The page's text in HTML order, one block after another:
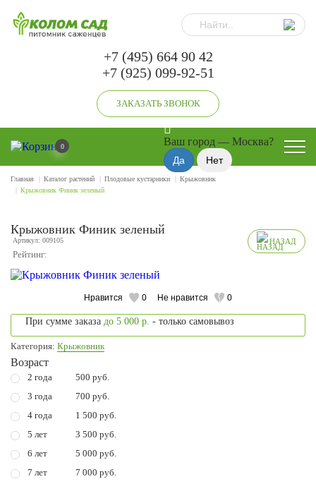
+7 (495) 664 90 42
+7 (925) 099-92-51
ЗАКАЗАТЬ ЗВОНОК
0 Ваш город — Москва?
Главная Каталог растений Плодовые кустарники
Крыжовник
Крыжовник Финик зеленый
Крыжовник Финик зеленый
Артикул: 009105
Рейтинг:
НАЗАД
Нравится 0 Не нравится 0
При сумме заказа до 5 000 р. - только самовывоз
Категория: Крыжовник
Возраст
2 года
500 руб.
3 года
700 руб.
4 года
1 500 руб.
5 лет
3 500 руб.
6 лет
5 000 руб.
7 лет
7 000 руб.